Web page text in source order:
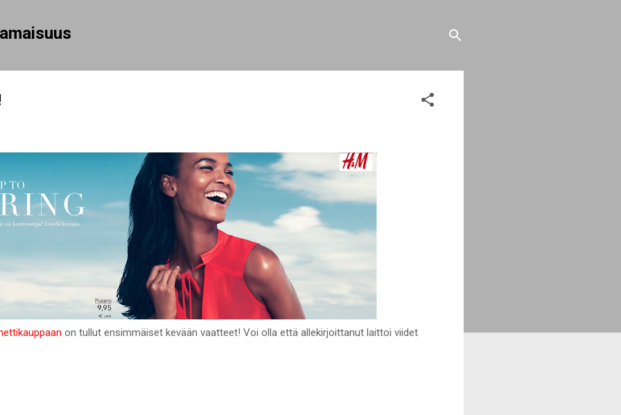
on tullut ensimmäiset kevään vaatteet! Voi olla että allekirjoittanut laittoi viidet